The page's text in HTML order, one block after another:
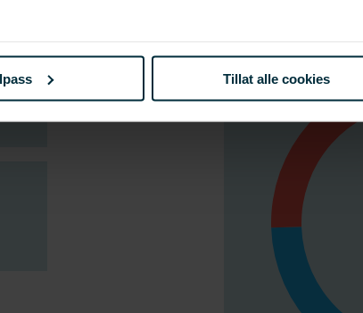
Tillat alle cookies
Budsjett